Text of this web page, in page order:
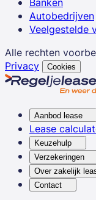
Autobedrijven
Veelgestelde
Alle rechten
Privacy
Cookies
Aanbod lease
Lease
Keuzehulp
Verzekeringen
Over zakelijk
Contact